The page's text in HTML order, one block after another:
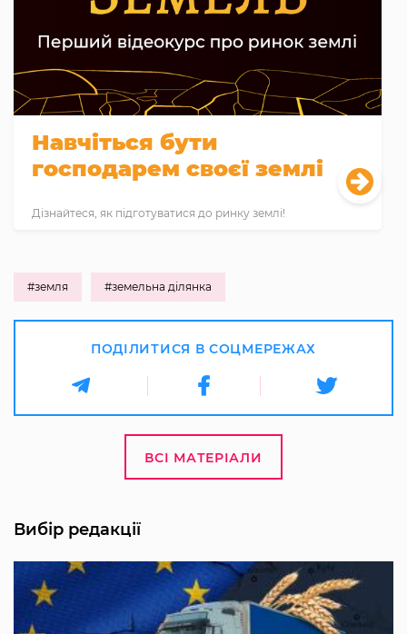
Навчіться бути
господарем своєї землі
Дізнайтеся, як підготуватися до ринку землі!
#земля #земельна ділянка
ПОДІЛИТИСЯ В СОЦМЕРЕЖАХ
ВСІ МАТЕРІАЛИ
Вибір редакції